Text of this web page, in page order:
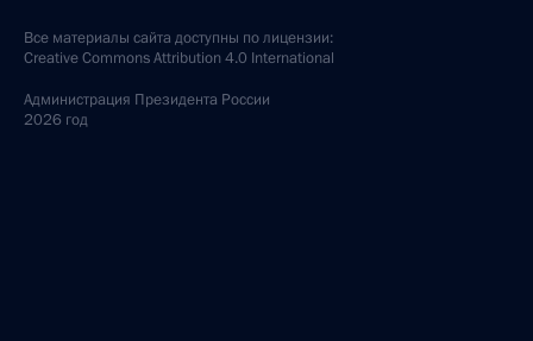
Все материалы сайта доступны по лицензии:
Creative Commons Attribution 4.0 International
Администрация Президента России
2026 год